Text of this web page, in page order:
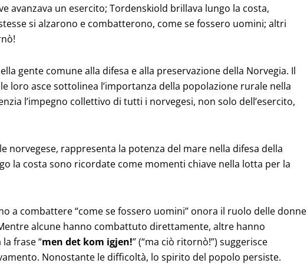
avanzava un esercito; Tordenskiold brillava lungo la costa,
si alzarono e combatterono, come se fossero uomini; altri
gente comune alla difesa e alla preservazione della Norvegia. Il
loro asce sottolinea l’importanza della popolazione rurale nella
l’impegno collettivo di tutti i norvegesi, non solo dell’esercito,
norvegese, rappresenta la potenza del mare nella difesa della
la costa sono ricordate come momenti chiave nella lotta per la
a combattere “come se fossero uomini” onora il ruolo delle donne
alcune hanno combattuto direttamente, altre hanno
frase “men det kom igjen!” (“ma ciò ritornò!”) suggerisce
Nonostante le difficoltà, lo spirito del popolo persiste.